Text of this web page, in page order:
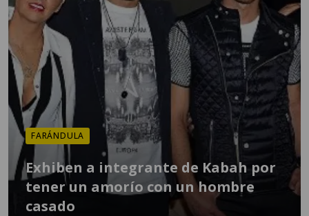
FARÁNDULA
Exhiben a integrante de Kabah por
tener un amorío con un hombre
casado